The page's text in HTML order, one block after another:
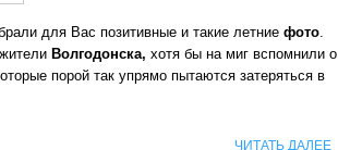
для Вас позитивные и такие летние фото.
Волгодонска, хотя бы на миг вспомнили о
порой так упрямо пытаются затеряться в
ЧИТАТЬ ДАЛЕЕ